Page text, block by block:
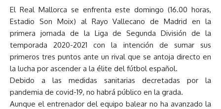
El Real Mallorca se enfrenta este domingo (16.00 horas,
Estadio Son Moix) al Rayo Vallecano de Madrid en la
primera jornada de la Liga de Segunda División de la
temporada 2020-2021 con la intención de sumar sus
primeros tres puntos ante un rival que se antoja directo en
la lucha por ascender a la élite del fútbol español.
Debido a las medidas sanitarias decretadas por la
pandemia de covid-19, no habrá público en la grada.
Aunque el entrenador del equipo balear no ha avanzado la